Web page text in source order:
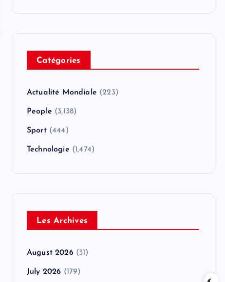
Catégories
Actualité Mondiale (223)
People (3,138)
Sport(444)
Technologie (1,474)
Les Archives
August 2026(31)
July 2026 (179)